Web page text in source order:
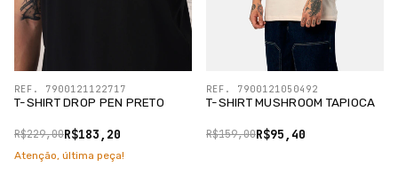
T-SHIRT DROP PEN PRETO
R$183,20
R$229,00
REF. 7900121122717
Atenção, última peça!
T-SHIRT MUSHROOM TAPIOCA
R$95,40
R$159,00
REF. 7900121050492